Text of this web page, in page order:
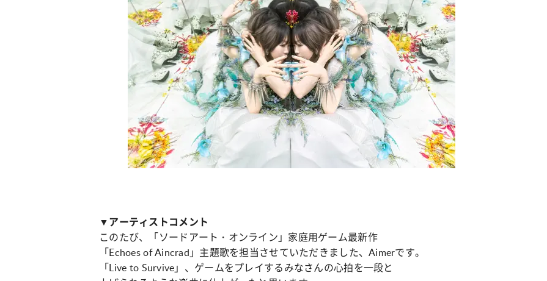
▼アーティストコメント
このたび、「ソードアート・オンライン」家庭用ゲーム最新作
「Echoes of Aincrad」主題歌を担当させていただきました、Aimerです。
「Live to Survive」、ゲームをプレイするみなさんの心拍を一段と